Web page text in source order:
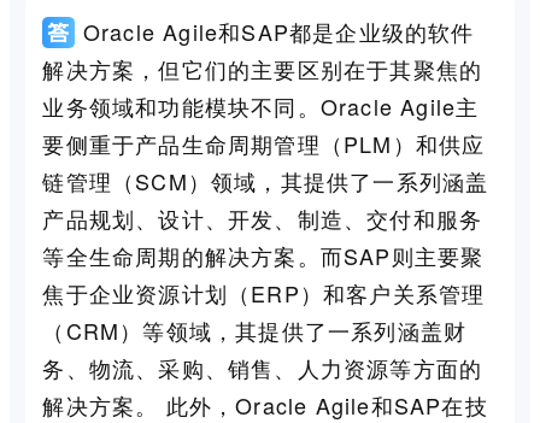
Oracle Agile和SAP都是企业级的软件
解决方案，但它们的主要区别在于其聚焦的
业务领域和功能模块不同。Oracle Agile主
要侧重于产品生命周期管理（PLM）和供应
链管理（SCM）领域，其提供了一系列涵盖
产品规划、设计、开发、制造、交付和服务
等全生命周期的解决方案。而SAP则主要聚
焦于企业资源计划（ERP）和客户关系管理
（CRM）等领域，其提供了一系列涵盖财
务、物流、采购、销售、人力资源等方面的
解决方案。 此外，Oracle Agile和SAP在技